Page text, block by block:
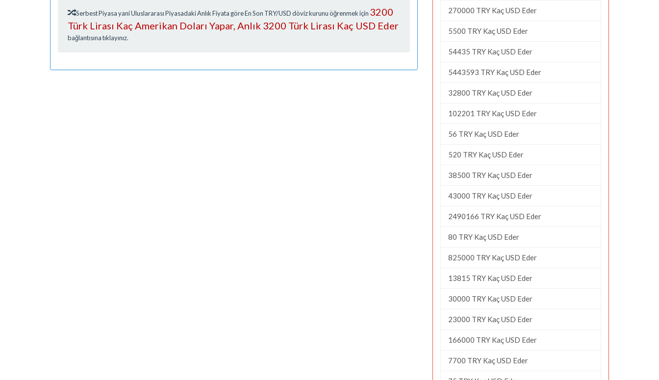
Serbest Piyasa yani Uluslararası Piyasadaki Anlık Fiyata göre En Son TRY/USD döviz kurunu öğrenmek için 3200
Türk Lirası Kaç Amerikan Doları Yapar, Anlık 3200 Türk Lirası Kaç USD Eder
bağlantısına tıklayınız.
270000 TRY Kaç USD Eder
5500 TRY Kaç USD Eder
54435 TRY Kaç USD Eder
5443593 TRY Kaç USD Eder
32800 TRY Kaç USD Eder
102201 TRY Kaç USD Eder
56 TRY Kaç USD Eder
520 TRY Kaç USD Eder
38500 TRY Kaç USD Eder
43000 TRY Kaç USD Eder
2490166 TRY Kaç USD Eder
80 TRY Kaç USD Eder
825000 TRY Kaç USD Eder
13815 TRY Kaç USD Eder
30000 TRY Kaç USD Eder
23000 TRY Kaç USD Eder
166000 TRY Kaç USD Eder
7700 TRY Kaç USD Eder